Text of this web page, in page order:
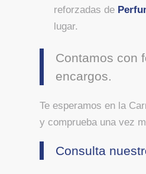
reforzadas de
lugar.
Contamos con
encargos.
Te esperamos en la
y comprueba una vez
Consulta